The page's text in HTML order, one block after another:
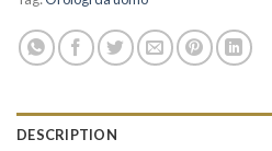
DESCRIPTION